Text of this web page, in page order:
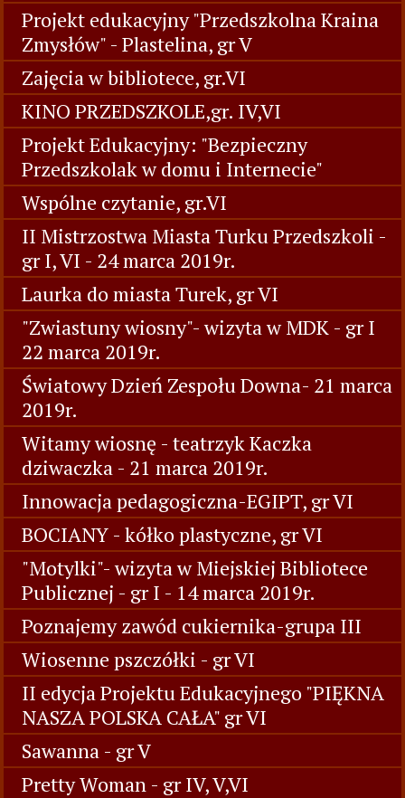
Projekt edukacyjny "Przedszkolna Kraina
Zmysłów" - Plastelina, gr V
Zajęcia w bibliotece, gr.VI
KINO PRZEDSZKOLE,gr. IV,VI
Projekt Edukacyjny: "Bezpieczny
Przedszkolak w domu i Internecie"
Wspólne czytanie, gr.VI
II Mistrzostwa Miasta Turku Przedszkoli -
gr I, VI - 24 marca 2019r.
Laurka do miasta Turek, gr VI
"Zwiastuny wiosny"- wizyta w MDK - gr I
22 marca 2019r.
Światowy Dzień Zespołu Downa- 21 marca
2019r.
Witamy wiosnę - teatrzyk Kaczka
dziwaczka - 21 marca 2019r.
Innowacja pedagogiczna-EGIPT, gr VI
BOCIANY - kółko plastyczne, gr VI
"Motylki"- wizyta w Miejskiej Bibliotece
Publicznej - gr I - 14 marca 2019r.
Poznajemy zawód cukiernika-grupa III
Wiosenne pszczółki - gr VI
II edycja Projektu Edukacyjnego "PIĘKNA
NASZA POLSKA CAŁA" gr VI
Sawanna - gr V
Pretty Woman - gr IV, V,VI